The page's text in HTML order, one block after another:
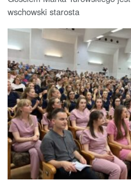
wschowski starosta